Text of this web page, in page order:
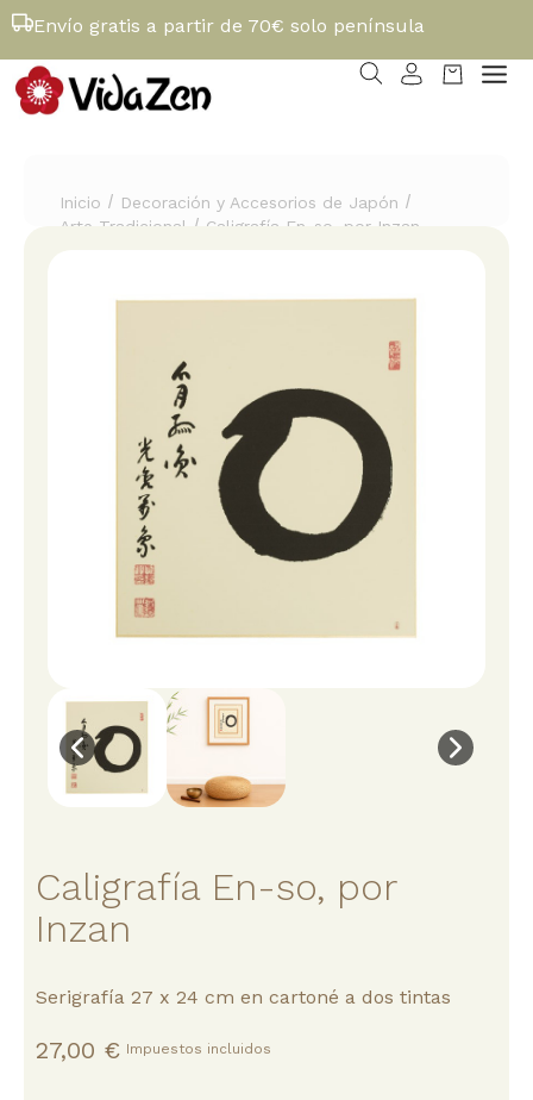
Envío gratis a partir de 70€ solo península
Inicio / Decoración y Accesorios de Japón /
Arte Tradicional / Caligrafía En-so, por Inzan
Caligrafía En-so, por
Inzan
Serigrafía 27 x 24 cm en cartoné a dos tintas
27,00 € Impuestos incluidos